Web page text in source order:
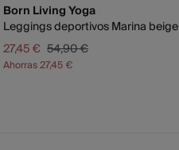
Born Living Yoga
Leggings deportivos Marina beige
27,45 € 54,90 €
Ahorras27,45 €